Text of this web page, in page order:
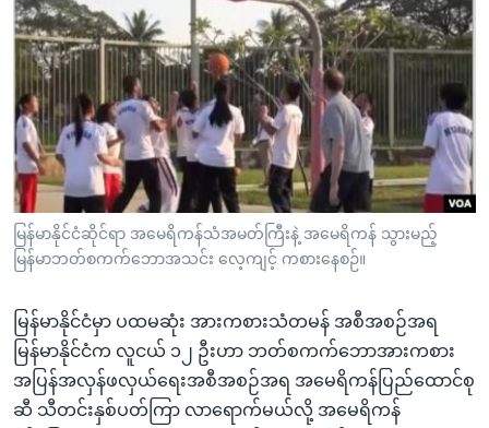
ကျော်
ကြည့်
ပင်မ
အ
ညွန်း
စာမျက်နှာ
သို့
ကျော်
ကြည့်
ရန်
ရှာဖွေ
ရန်
နေရာ
အမေရိကန်သုံးအီဒီယံ
မကြေးမုံရဲ့ အင်္ဂလိပ်စာ
ရုပ်ရှင်ထဲက အင်္ဂလိပ်စာ
သုတပဒေသာ အင်္ဂလိပ်စာ
အပတ်စဉ်ကဏ္ဍများ
ရေဒီယို
တီဗွီ
ရေဒီယိုနှင့်ရုပ်သံ အချက်အလက်များ
ရေဒီယို/တီဗွီအစီအစဉ်
Learning English
ဗွီအိုအေ လူမှုကွန်ယက်များ
ဘာသာစကားများ
မြန်မာနိုင်ငံဆိုင်ရာ အမေရိကန်သံအမတ်ကြီးနဲ့ အမေရိကန် သွားမည့်
မြန်မာဘတ်စကက်ဘောအသင်း လေ့ကျင့် ကစားနေစဉ်။
မြန်မာနိုင်ငံမှာ ပထမဆုံး အားကစားသံတမန် အစီအစဉ်အရ
မြန်မာနိုင်ငံက လူငယ် ၁၂ ဦးဟာ ဘတ်စကက်ဘောအားကစား
အပြန်အလှန်ဖလှယ်ရေးအစီအစဉ်အရ အမေရိကန်ပြည်ထောင်စု
ဆီ သီတင်းနှစ်ပတ်ကြာ လာရောက်မယ်လို့ အမေရိကန်